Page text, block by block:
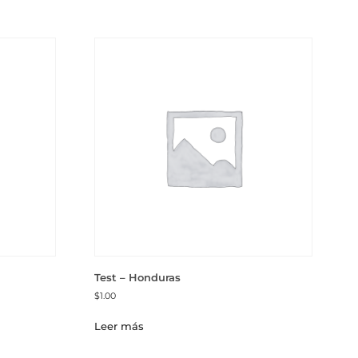
Test – Honduras
$1.00
Leer más